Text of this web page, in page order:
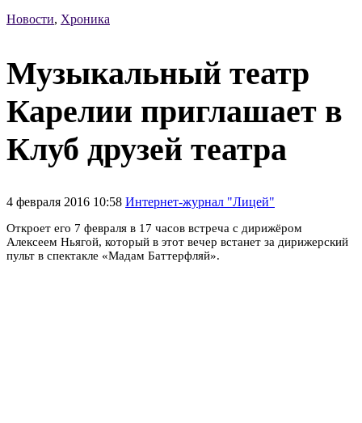
Новости, Хроника
Музыкальный театр
Карелии приглашает в
Клуб друзей театра
4 февраля 2016 10:58 Интернет-журнал "Лицей"
Откроет его 7 февраля в 17 часов встреча с дирижёром
Алексеем Ньягой, который в этот вечер встанет за дирижерский
пульт в спектакле «Мадам Баттерфляй».